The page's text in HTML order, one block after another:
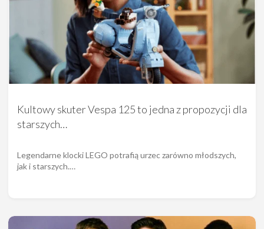
Kultowy skuter Vespa 125 to jedna z propozycji dla
starszych…
Legendarne klocki LEGO potrafią urzec zarówno młodszych,
jak i starszych.…